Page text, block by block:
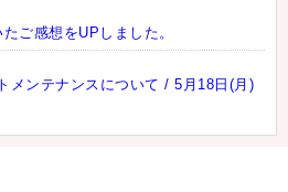
ご感想をUPしました。
メンテナンスについて / 5月18日(月)